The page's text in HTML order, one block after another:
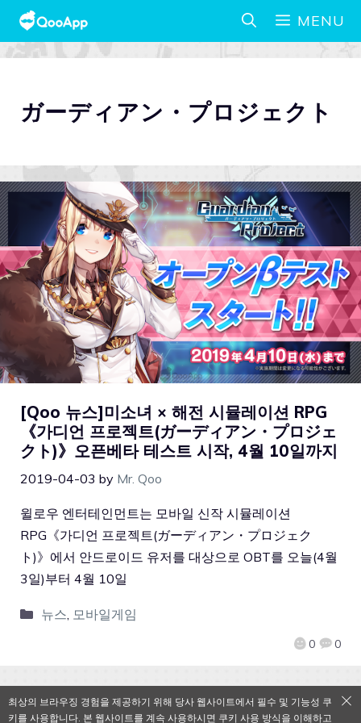
MENU
ガーディアン・プロジェクト
[Qoo 뉴스]미소녀 × 해전 시뮬레이션 RPG
《가디언 프로젝트(ガーディアン・プロジェ
クト)》오픈베타 테스트 시작, 4월 10일까지
2019-04-03 by Mr. Qoo
0 0
윌로우 엔터테인먼트는 모바일 신작 시뮬레이션
RPG《가디언 프로젝트(ガーディアン・プロジェク
ト)》에서 안드로이드 유저를 대상으로 OBT를 오늘(4월
3일)부터 4월 10일
뉴스, 모바일게임
최상의 브라우징 경험을 제공하기 위해 당사 웹사이트에서 필수 및 기능성 쿠
키를 사용합니다. 본 웹사이트를 계속 사용하시면 쿠키 사용 방식을 이해하고